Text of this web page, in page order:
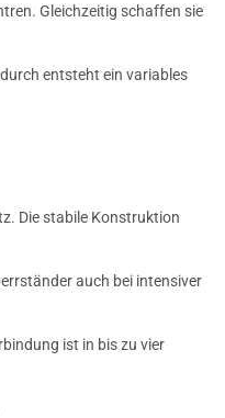
Gleichzeitig schaffen sie
entsteht ein variables
Die stabile Konstruktion
auch bei intensiver
ist in bis zu vier